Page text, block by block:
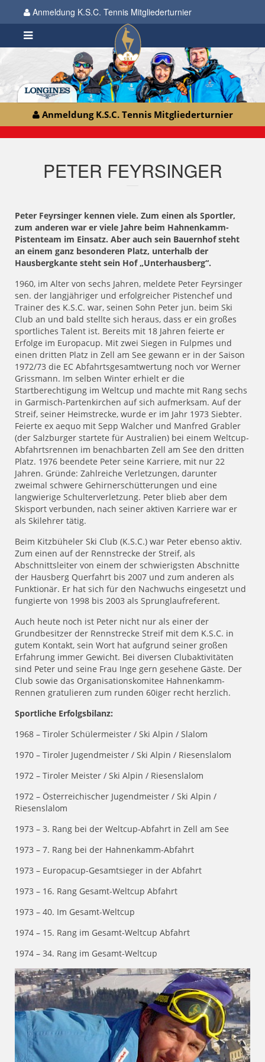
Anmeldung K.S.C. Tennis Mitgliederturnier
Anmeldung K.S.C. Tennis Mitgliederturnier
PETER FEYRSINGER
Peter Feyrsinger kennen viele. Zum einen als Sportler,
zum anderen war er viele Jahre beim Hahnenkamm-
Pistenteam im Einsatz. Aber auch sein Bauernhof steht
an einem ganz besonderen Platz, unterhalb der
Hausbergkante steht sein Hof „Unterhausberg“.
1960, im Alter von sechs Jahren, meldete Peter Feyrsinger
sen. der langjähriger und erfolgreicher Pistenchef und
Trainer des K.S.C. war, seinen Sohn Peter jun. beim Ski
Club an und bald stellte sich heraus, dass er ein großes
sportliches Talent ist. Bereits mit 18 Jahren feierte er
Erfolge im Europacup. Mit zwei Siegen in Fulpmes und
einen dritten Platz in Zell am See gewann er in der Saison
1972/73 die EC Abfahrtsgesamtwertung noch vor Werner
Grissmann. Im selben Winter erhielt er die
Startberechtigung im Weltcup und machte mit Rang sechs
in Garmisch-Partenkirchen auf sich aufmerksam. Auf der
Streif, seiner Heimstrecke, wurde er im Jahr 1973 Siebter.
Feierte ex aequo mit Sepp Walcher und Manfred Grabler
(der Salzburger startete für Australien) bei einem Weltcup-
Abfahrtsrennen im benachbarten Zell am See den dritten
Platz. 1976 beendete Peter seine Karriere, mit nur 22
Jahren. Gründe: Zahlreiche Verletzungen, darunter
zweimal schwere Gehirnerschütterungen und eine
langwierige Schulterverletzung. Peter blieb aber dem
Skisport verbunden, nach seiner aktiven Karriere war er
als Skilehrer tätig.
Beim Kitzbüheler Ski Club (K.S.C.) war Peter ebenso aktiv.
Zum einen auf der Rennstrecke der Streif, als
Abschnittsleiter von einem der schwierigsten Abschnitte
der Hausberg Querfahrt bis 2007 und zum anderen als
Funktionär. Er hat sich für den Nachwuchs eingesetzt und
fungierte von 1998 bis 2003 als Sprunglaufreferent.
Auch heute noch ist Peter nicht nur als einer der
Grundbesitzer der Rennstrecke Streif mit dem K.S.C. in
gutem Kontakt, sein Wort hat aufgrund seiner großen
Erfahrung immer Gewicht. Bei diversen Clubaktivitäten
sind Peter und seine Frau Inge gern gesehene Gäste. Der
Club sowie das Organisationskomitee Hahnenkamm-
Rennen gratulieren zum runden 60iger recht herzlich.
Sportliche Erfolgsbilanz:
1968 – Tiroler Schülermeister / Ski Alpin / Slalom
1970 – Tiroler Jugendmeister / Ski Alpin / Riesenslalom
1972 – Tiroler Meister / Ski Alpin / Riesenslalom
1972 – Österreichischer Jugendmeister / Ski Alpin /
Riesenslalom
1973 – 3. Rang bei der Weltcup-Abfahrt in Zell am See
1973 – 7. Rang bei der Hahnenkamm-Abfahrt
1973 – Europacup-Gesamtsieger in der Abfahrt
1973 – 16. Rang Gesamt-Weltcup Abfahrt
1973 – 40. Im Gesamt-Weltcup
1974 – 15. Rang im Gesamt-Weltcup Abfahrt
1974 – 34. Rang im Gesamt-Weltcup